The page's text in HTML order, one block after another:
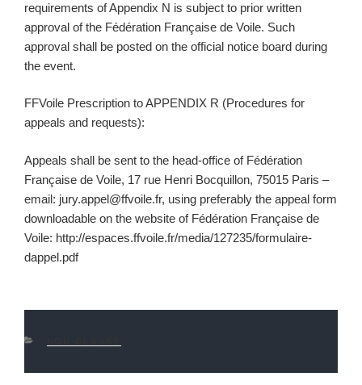
requirements of Appendix N is subject to prior written
approval of the Fédération Française de Voile. Such
approval shall be posted on the official notice board during
the event.
FFVoile Prescription to APPENDIX R (Procedures for
appeals and requests):
Appeals shall be sent to the head-office of Fédération
Française de Voile, 17 rue Henri Bocquillon, 75015 Paris –
email: jury.appel@ffvoile.fr, using preferably the appeal form
downloadable on the website of Fédération Française de
Voile: http://espaces.ffvoile.fr/media/127235/formulaire-
dappel.pdf